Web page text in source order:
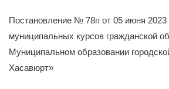
Постановление № 78п от 05 июня 2023
муниципальных курсов гражданской
Муниципальном образовании
Хасавюрт»